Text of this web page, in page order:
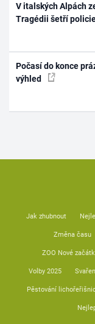
V italských Alpách
Tragédii šetří
Počasí do konce
výhled
Jak zhubnout
Změna času
ZOO Nové
Volby 2025
Pěstování